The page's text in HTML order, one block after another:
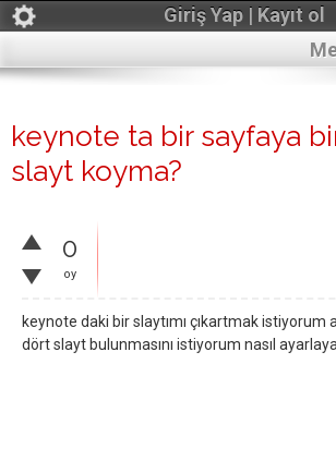
Giriş Yap | Kayıt ol
keynote ta bir sayfaya
slayt koyma?
0
oy
keynote daki bir slaytımı çıkartmak istiyorum
dört slayt bulunmasını istiyorum nasıl